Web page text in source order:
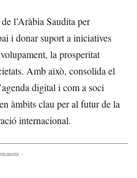
l’Aràbia Saudita per
i donar suport a iniciatives
la prosperitat
Amb això, consolida el
digital i com a soci
àmbits clau per al futur de la
internacional.
-